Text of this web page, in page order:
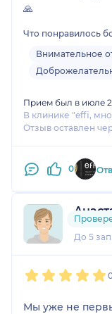
🙏
Что понравилось
Внимательное
Прием был в июле
В клинике "effi,
Отзыв оставлен
0
1 отзыв
До 5
Мы уже не